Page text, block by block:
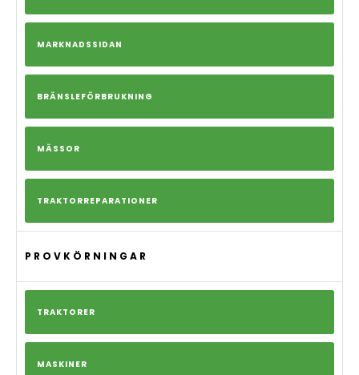
MARKNADSSIDAN
BRÄNSLEFÖRBRUKNING
MÄSSOR
TRAKTORREPARATIONER
PROVKÖRNINGAR
TRAKTORER
MASKINER